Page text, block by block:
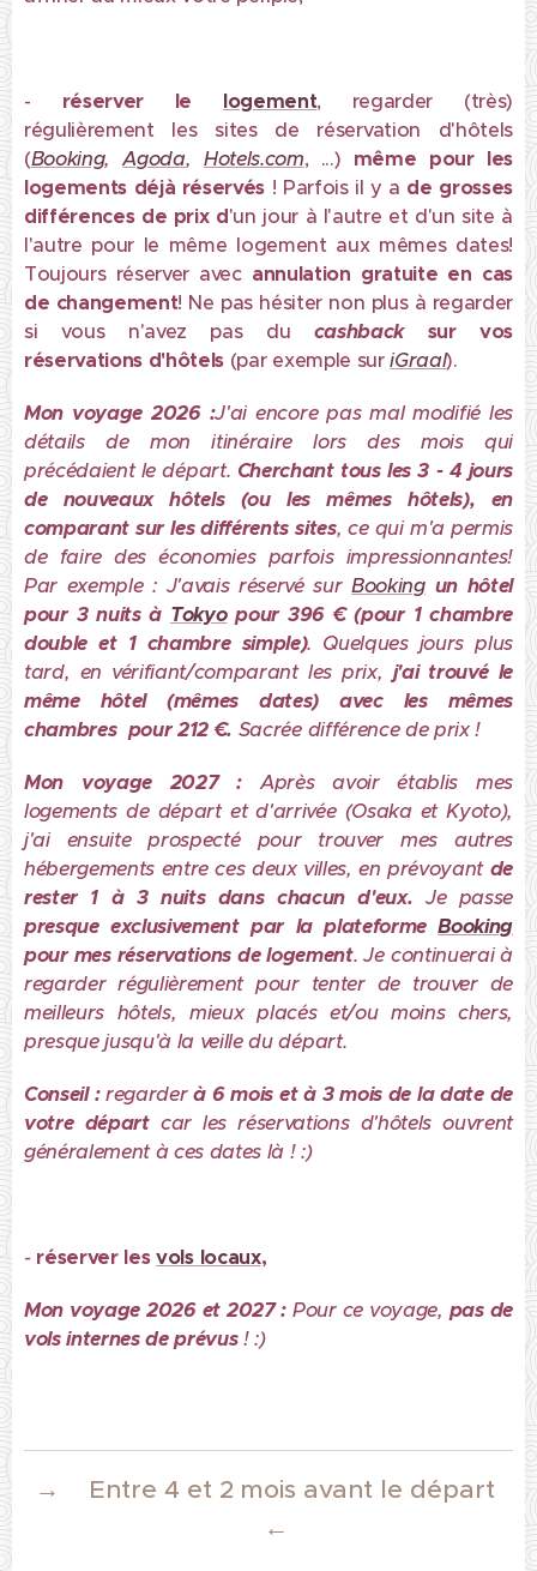
- réserver le logement, regarder (très)
régulièrement les sites de réservation d'hôtels
(Booking,Agoda, Hotels.com, ...) même pour les
logements déjà réservés ! Parfois il y a de grosses
différences de prix d'un jour à l'autre et d'un site à
l'autre pour le même logement aux mêmes dates!
Toujours réserver avec annulation gratuite en cas
de changement! Ne pas hésiter non plus à regarder
si vous n'avez pas du cashbacksur vos
réservations d'hôtels (par exemple suriGraal).
Mon voyage 2026 :J'ai encore pas mal modifié les
détails de mon itinéraire lors des mois qui
précédaient le départ. Cherchant tous les 3 - 4 jours
de nouveaux hôtels (ou les mêmes hôtels), en
comparant sur les différents sites, ce qui m'a permis
de faire des économies parfois impressionnantes!
Par exemple : J'avais réservé surBooking un hôtel
pour 3 nuits à Tokyopour 396 € (pour 1 chambre
double et 1 chambre simple). Quelques jours plus
tard, en vérifiant/comparant les prix, j'ai trouvé le
même hôtel (mêmes dates) avec les mêmes
chambres pour 212 €. Sacrée différence de prix !
Mon voyage 2027 : Après avoir établis mes
logements de départ et d'arrivée (Osaka et Kyoto),
j'ai ensuite prospecté pour trouver mes autres
hébergements entre ces deux villes, en prévoyant de
rester 1 à 3 nuits dans chacun d'eux. Je passe
presque exclusivement par la plateformeBooking
pour mes réservations de logement. Je continuerai à
regarder régulièrement pour tenter de trouver de
meilleurs hôtels, mieux placés et/ou moins chers,
presque jusqu'à la veille du départ.
Conseil :regarderà 6 mois et à 3 mois de la date de
votre départcar les réservations d'hôtels ouvrent
généralement à ces dates là ! :)
- réserver les vols locaux,
Mon voyage 2026 et 2027 : Pour ce voyage, pas de
vols internes de prévus! :)
→ Entre 4 et 2 mois avant le départ
←